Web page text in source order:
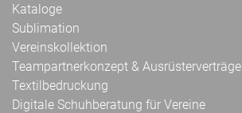
Kataloge
Sublimation
Vereinskollektion
Teampartnerkonzept & Ausrüsterverträge
Textilbedruckung
Digitale Schuhberatung für Vereine